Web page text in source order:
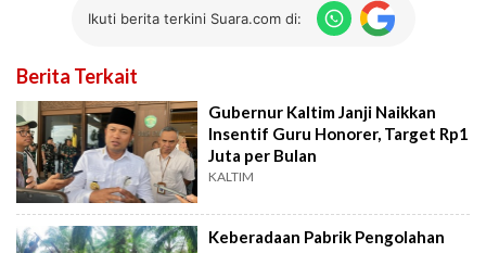
Ikuti berita terkini Suara.com di:
Berita Terkait
Gubernur Kaltim Janji Naikkan
Insentif Guru Honorer, Target Rp1
Juta per Bulan
KALTIM
Keberadaan Pabrik Pengolahan